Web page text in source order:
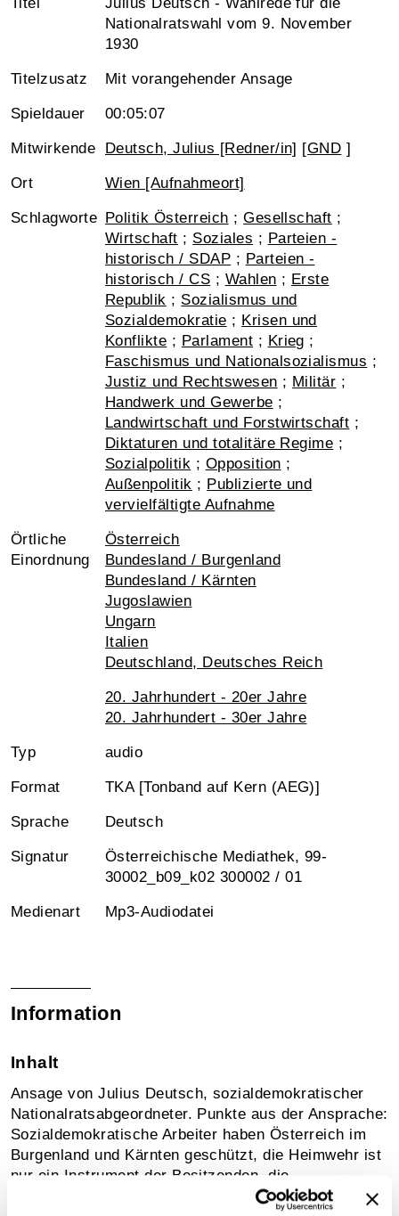
Nationalratswahl vom 9. November
1930
Titelzusatz Mit vorangehender Ansage
Spieldauer 00:05:07
Mitwirkende Deutsch, Julius [Redner/in] [GND ]
Ort Wien [Aufnahmeort]
Schlagworte Politik Österreich ;Gesellschaft ;
Wirtschaft ; Soziales ; Parteien -
historisch / SDAP ; Parteien -
historisch / CS ; Wahlen ; Erste
Republik ; Sozialismus und
Sozialdemokratie ; Krisen und
Konflikte ; Parlament ; Krieg ;
Faschismus und Nationalsozialismus ;
Justiz und Rechtswesen ; Militär ;
Handwerk und Gewerbe ;
Landwirtschaft und Forstwirtschaft ;
Diktaturen und totalitäre Regime ;
Sozialpolitik ; Opposition ;
Außenpolitik ; Publizierte und
vervielfältigte Aufnahme
Örtliche
Einordnung
Österreich
Bundesland / Burgenland
Bundesland / Kärnten
Jugoslawien
Ungarn
Italien
Deutschland, Deutsches Reich
20. Jahrhundert - 20er Jahre
20. Jahrhundert - 30er Jahre
Typ audio
Format TKA [Tonband auf Kern (AEG)]
Sprache Deutsch
Signatur
Österreichische Mediathek, 99-
30002_b09_k02 300002 / 01
Medienart Mp3-Audiodatei
Information
Inhalt
Ansage von Julius Deutsch, sozialdemokratischer
Nationalratsabgeordneter. Punkte aus der Ansprache:
Sozialdemokratische Arbeiter haben Österreich im
Burgenland und Kärnten geschützt, die Heimwehr ist
nur ein Instrument der Besitzenden, die
Sozialdemokratie ist für ein demokratisches und